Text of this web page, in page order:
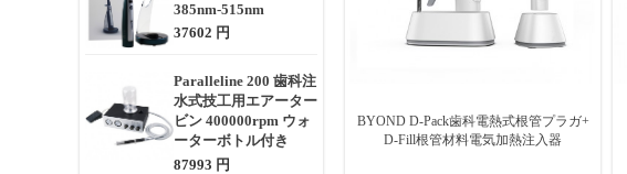
385nm-515nm
37602 円
Paralleline 200 歯科注
水式技工用エアーター
ビン 400000rpm ウォ
ーターボトル付き
87993 円
BYOND D-Pack歯科電熱式根管プラガ+
D-Fill根管材料電気加熱注入器